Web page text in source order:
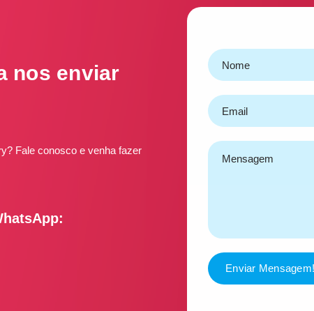
nos enviar
Fale conosco e venha fazer
Enviar Mensagem!